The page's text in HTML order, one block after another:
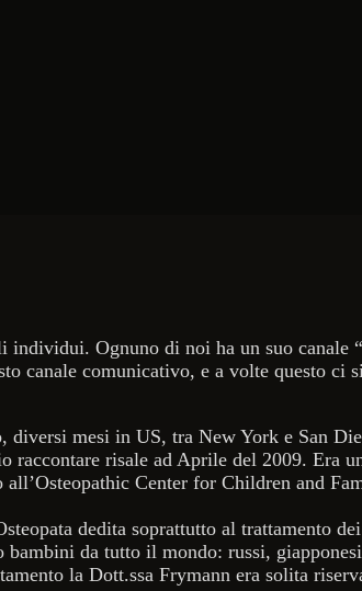
Ognuno di noi ha un suo canale
canale comunicativo, e a volte questo ci
diversi mesi in US, tra New York e San
raccontare risale ad Aprile del 2009. Era
all’Osteopathic Center for Children and
dedita soprattutto al trattamento
bambini da tutto il mondo: russi,
la Dott.ssa Frymann era solita